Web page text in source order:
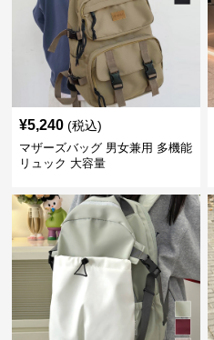
¥5,240 (税込)
マザーズバッグ 男女兼用 多機能
リュック 大容量